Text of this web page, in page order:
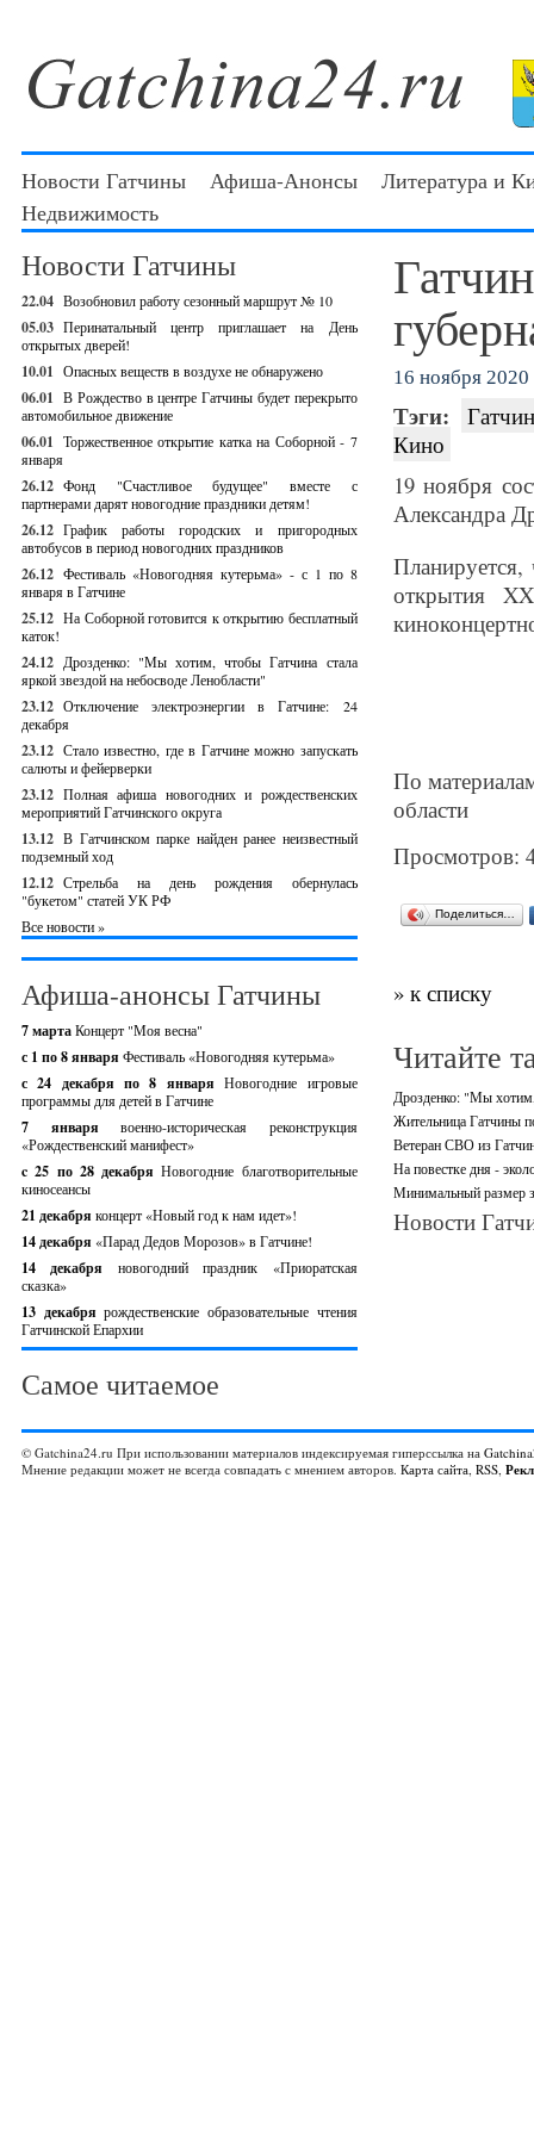
Новости Гатчины Афиша-Анонсы
Литература и
Недвижимость
Новости Гатчины
22.04 Возобновил работу сезонный маршрут № 10
05.03 Перинатальный центр приглашает на День
открытых дверей!
10.01 Опасных веществ в воздухе не обнаружено
06.01 В Рождество в центре Гатчины будет перекрыто
автомобильное движение
06.01 Торжественное открытие катка на Соборной - 7
января
26.12 Фонд "Счастливое будущее" вместе с
партнерами дарят новогодние праздники детям!
26.12 График работы городских и пригородных
автобусов в период новогодних праздников
26.12 Фестиваль «Новогодняя кутерьма» - с 1 по 8
января в Гатчине
25.12 На Соборной готовится к открытию бесплатный
каток!
24.12 Дрозденко: "Мы хотим, чтобы Гатчина стала
яркой звездой на небосводе Ленобласти"
23.12 Отключение электроэнергии в Гатчине: 24
декабря
23.12 Стало известно, где в Гатчине можно запускать
салюты и фейерверки
23.12 Полная афиша новогодних и рождественских
мероприятий Гатчинского округа
13.12 В Гатчинском парке найден ранее неизвестный
подземный ход
12.12 Стрельба на день рождения обернулась
"букетом" статей УК РФ
Все новости »
Афиша-анонсы Гатчины
7 мартаКонцерт "Моя весна"
с 1 по 8 января Фестиваль «Новогодняя кутерьма»
с 24 декабря по 8 январяНовогодние игровые
программы для детей в Гатчине
7 январявоенно-историческая реконструкция
«Рождественский манифест»
c 25 по 28 декабряНовогодние благотворительные
киносеансы
21 декабря концерт «Новый год к нам идет»!
14 декабря «Парад Дедов Морозов» в Гатчине!
14 декабря новогодний праздник «Приоратская
сказка»
13 декабрярождественские образовательные чтения
Гатчинской Епархии
Самое читаемое
16 ноября 2020
Тэги:
Кино
19 ноября
Александра
Планируется,
открытия
По
области
Просмотров:
Поделиться…
» к списку
Читайте
Дрозденко: "Мы хотим,
Жительница Гатчины
Ветеран СВО из
На повестке дня -
Минимальный размер
Новости
© Gatchina24.ru При использовании материалов индексируемая гиперссылка на
Мнение редакции может не всегда совпадать с мнением авторов. Карта сайта, RSS,